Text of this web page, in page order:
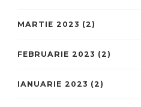
MARTIE 2023 (2)
FEBRUARIE 2023 (2)
IANUARIE 2023 (2)